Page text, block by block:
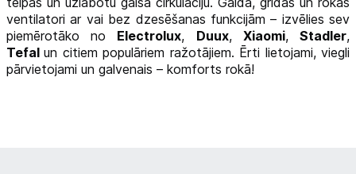
ventilatori ar vai bez dzesēšanas funkcijām – izvēlies sev
piemērotāko no Electrolux, Duux, Xiaomi,Stadler,
Tefalun citiem populāriem ražotājiem. Ērti lietojami, viegli
pārvietojami un galvenais – komforts rokā!